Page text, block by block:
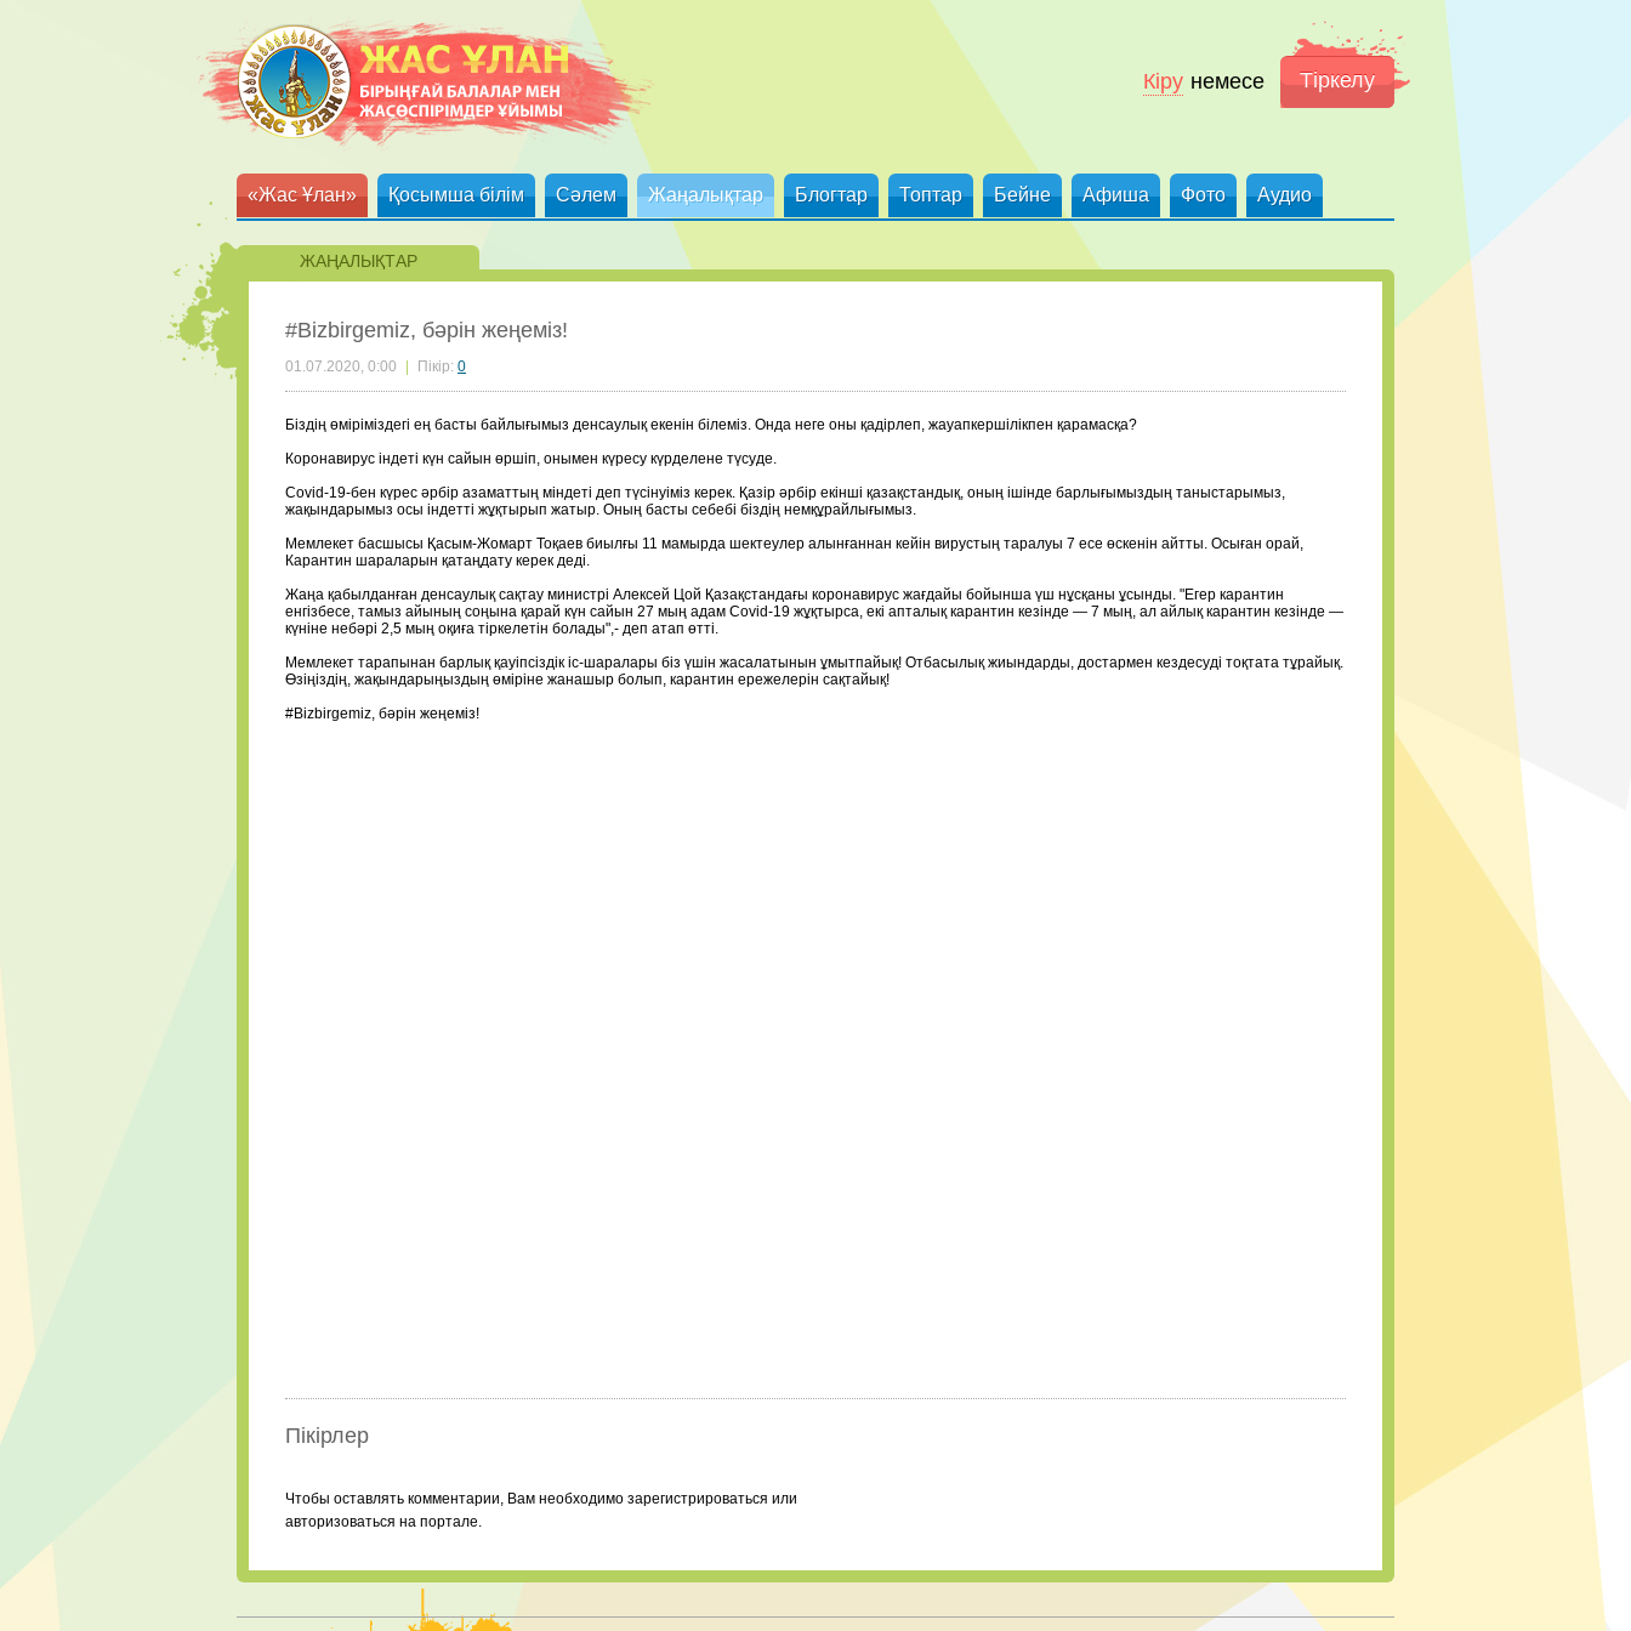
Кіру немесе Тіркелу
«Жас Ұлан» Қосымша білім Сәлем Жаңалықтар Блогтар Топтар Бейне Афиша Фото Аудио
ЖАҢАЛЫҚТАР
‌#Bizbirgemiz, бәрін жеңеміз!
01.07.2020, 0:00 Пікір: 0
Біздің өміріміздегі ең басты байлығымыз денсаулық екенін білеміз. Онда неге оны қадірлеп, жауапкершілікпен қарамасқа?
Коронавирус індеті күн сайын өршіп, онымен күресу күрделене түсуде.
Covid-19-бен күрес әрбір азаматтың міндеті деп түсінуіміз керек. Қазір әрбір екінші қазақстандық, оның ішінде барлығымыздың таныстарымыз,
жақындарымыз осы індетті жұқтырып жатыр. Оның басты себебі біздің немқұрайлығымыз.
Мемлекет басшысы Қасым-Жомарт Тоқаев биылғы 11 мамырда шектеулер алынғаннан кейін вирустың таралуы 7 есе өскенін айтты. Осыған орай,
Карантин шараларын қатаңдату керек деді.
Жаңа қабылданған денсаулық сақтау министрі Алексей Цой Қазақстандағы коронавирус жағдайы бойынша үш нұсқаны ұсынды. "Егер карантин
енгізбесе, тамыз айының соңына қарай күн сайын 27 мың адам Covid-19 жұқтырса, екі апталық карантин кезінде — 7 мың, ал айлық карантин кезінде —
күніне небәрі 2,5 мың оқиға тіркелетін болады",- деп атап өтті.
Мемлекет тарапынан барлық қауіпсіздік іс-шаралары біз үшін жасалатынын ұмытпайық! Отбасылық жиындарды, достармен кездесуді тоқтата тұрайық.
‌Өзіңіздің, жақындарыңыздың өміріне жанашыр болып, карантин ережелерін сақтайық!
#Bizbirgemiz, бәрін жеңеміз!
Пікірлер
Чтобы оставлять комментарии, Вам необходимо зарегистрироваться или
авторизоваться на портале.